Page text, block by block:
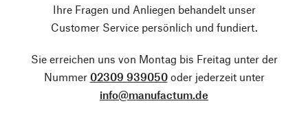
Ihre Fragen und Anliegen behandelt unser
Customer Service persönlich und fundiert.
Sie erreichen uns von Montag bis Freitag unter der
Nummer 02309 939050oder jederzeit unter
info@manufactum.de